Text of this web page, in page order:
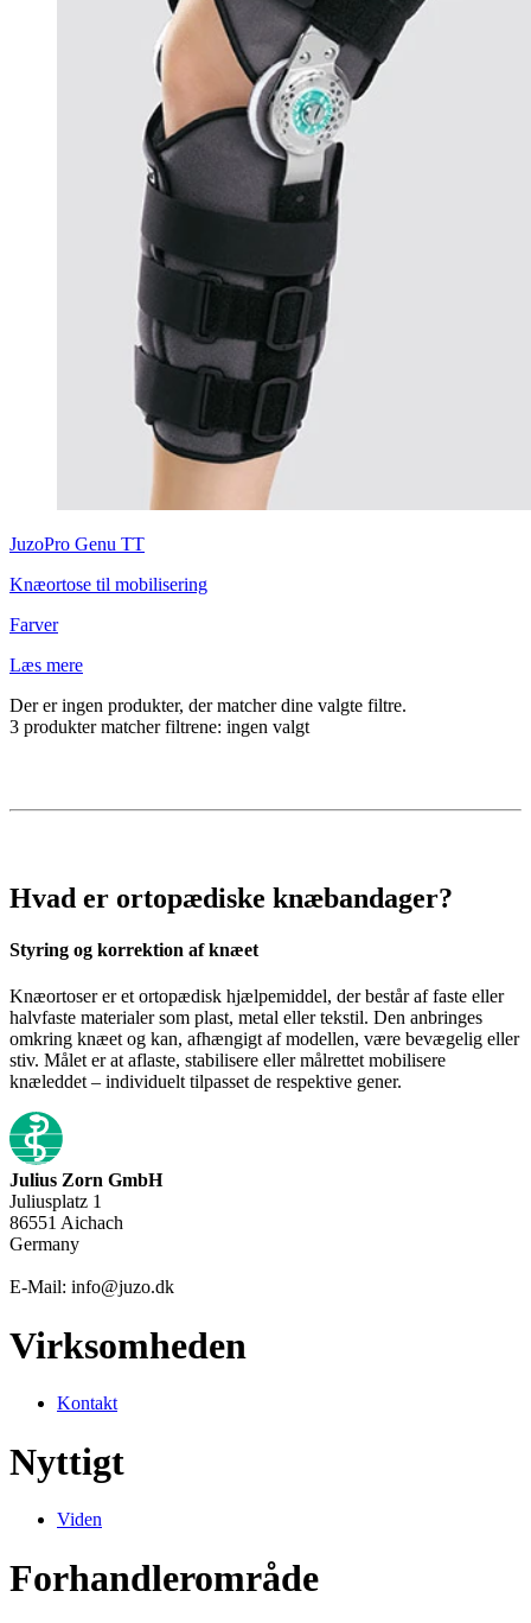
JuzoPro Genu TT
Knæortose til mobilisering
Farver
Læs mere
Der er ingen produkter, der matcher dine valgte filtre.
3 produkter matcher filtrene: ingen valgt
Hvad er ortopædiske knæbandager?
Styring og korrektion af knæet
Knæortoser er et ortopædisk hjælpemiddel, der består af faste eller
halvfaste materialer som plast, metal eller tekstil. Den anbringes
omkring knæet og kan, afhængigt af modellen, være bevægelig eller
stiv. Målet er at aflaste, stabilisere eller målrettet mobilisere
knæleddet – individuelt tilpasset de respektive gener.
Julius Zorn GmbH
Juliusplatz 1
86551 Aichach
Germany
E-Mail: info@juzo.dk
Virksomheden
Kontakt
Nyttigt
Viden
Forhandlerområde